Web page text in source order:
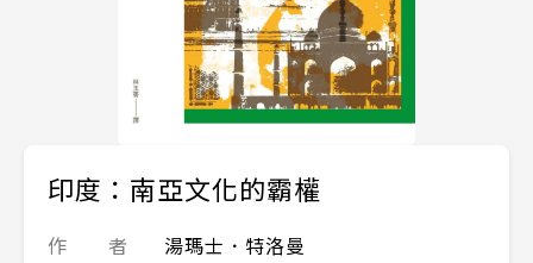
印度：南亞文化的霸權
作 者
湯瑪士．特洛曼